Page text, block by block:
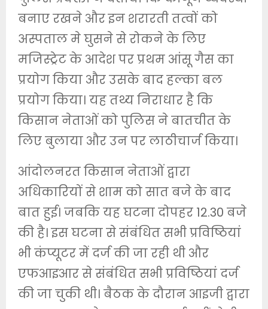
बनाए रखने और इन शरारती तत्वों को
अस्पताल मे घुसने से रोकने के लिए
मजिस्ट्रेट के आदेश पर प्रथम आंसू गैस का
प्रयोग किया और उसके बाद हल्का बल
प्रयोग किया। यह तथ्य निराधार है कि
किसान नेताओं को पुलिस ने बातचीत के
लिए बुलाया और उन पर लाठीचार्ज किया।
आंदोलनरत किसान नेताओं द्वारा
अधिकारियों से शाम को सात बजे के बाद
बात हुई। जबकि यह घटना दोपहर 12.30 बजे
की है। इस घटना से संबंधित सभी प्रविष्ठियां
भी कंप्यूटर में दर्ज की जा रही थी और
एफआइआर से संबंधित सभी प्रविष्ठियां दर्ज
की जा चुकी थी। बैठक के दौरान आइजी द्वारा